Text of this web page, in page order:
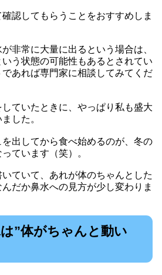
認してもらうことをおすすめしま
非常に大量に出るという場合は、
いう状態の可能性もあるとされてい
あれば専門家に相談してみてくだ
ていたときに、やっぱり私も盛大
した。
出してから食べ始めるのが、冬の
ています（笑）。
ていて、あれが体のちゃんとした
だか鼻水への見方が少し変わりま
”体がちゃんと動い